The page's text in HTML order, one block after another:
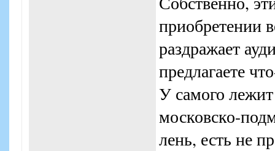
приобретении
раздражает
предлагаете
У самого
московско-
лень, есть не